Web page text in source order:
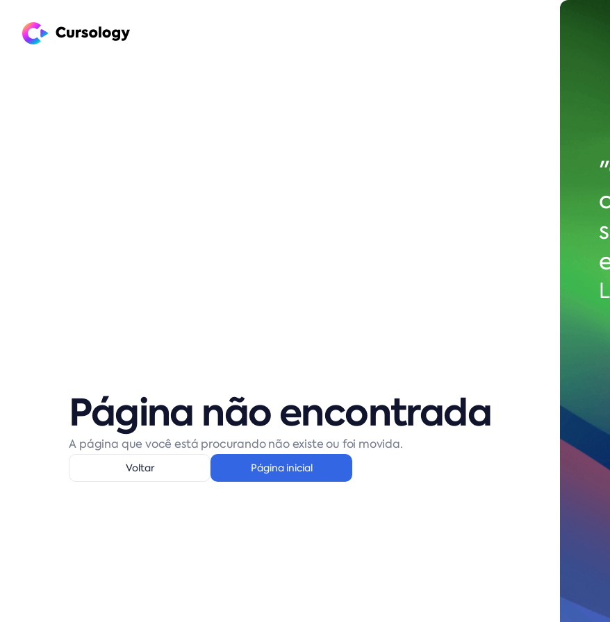
Página não encontrada
A página que você está procurando não existe ou foi movida.
Voltar Página inicial